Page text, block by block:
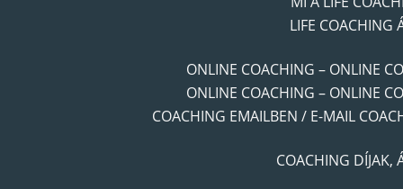
LIFE COACHING
ONLINE COACHING – ONLINE
ONLINE COACHING – ONLINE
COACHING EMAILBEN / E-MAIL
COACHING DÍJAK,